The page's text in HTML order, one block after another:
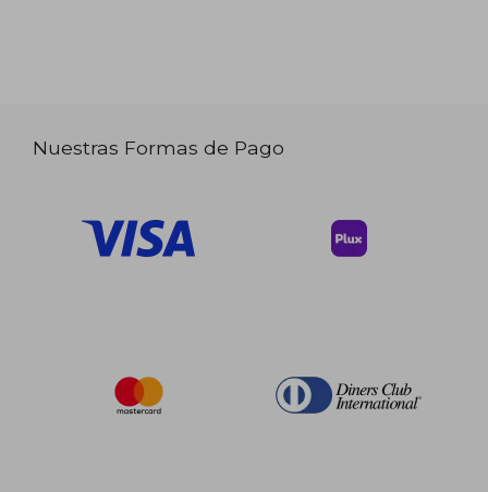
Nuestras Formas de Pago